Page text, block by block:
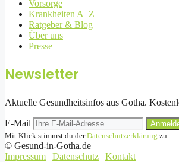
Vorsorge
Krankheiten A–Z
Ratgeber & Blog
Über uns
Presse
Newsletter
Aktuelle Gesundheitsinfos aus Gotha.
E-Mail
Mit Klick stimmst du derDatenschutzerklärung zu.
© Gesund-in-Gotha.de
Impressum | Datenschutz | Kontakt